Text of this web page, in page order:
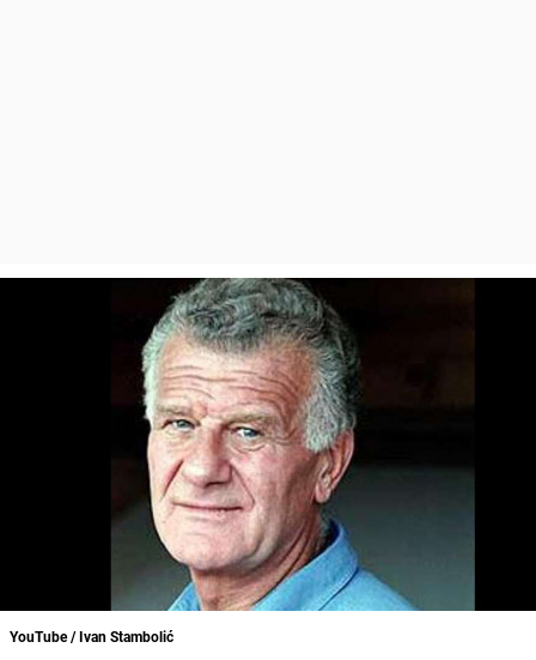
YouTube / Ivan Stambolić